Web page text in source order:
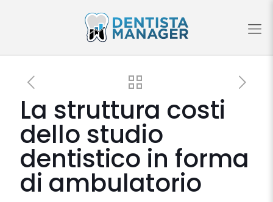
La struttura costi
dello studio
dentistico in forma
di ambulatorio